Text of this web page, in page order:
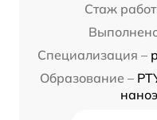
Стаж
Специализация –
Образование –